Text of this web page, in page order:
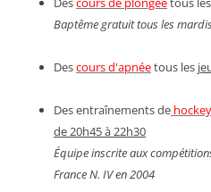
Baptême gratuit tous les
Descours d'apnéetous les
Des entraînements de
de 20h45 à 22h30
Équipe inscrite aux
France N. IV en 2004